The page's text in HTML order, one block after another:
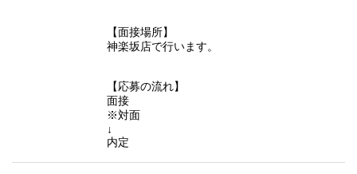
【面接場所】
神楽坂店で行います。
【応募の流れ】
面接
※対面
↓
内定